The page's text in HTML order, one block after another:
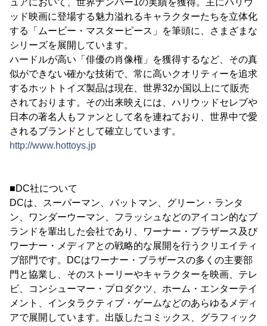
ュアにおいて、世界ナンバー1の実績を獲得。主にハリウ
ッド映画に登場する魅力溢れるキャラクターたちを立体化
する「ムービー・マスターピース」を筆頭に、さまざまな
シリーズを展開しています。
ハードルが高い「俳優の肖像権」を獲得するなど、その真
似ができない確かな技術で、常に高いクオリティーを追求
するホットトイズ製品は現在、世界32か国以上にて販売
されております。その出来映えには、ハリウッドセレブや
日本の著名人もファンとして名を連ねており、世界中で愛
されるブランドとして確立しています。
http://www.hottoys.jp
■DC社について
DCは、スーパーマン、バットマン、グリーン・ランタ
ン、ワンダーウーマン、フラッシュなどのアイコン的なブ
ランドを輩出した会社であり、ワーナー・ブラザース及び
ワーナー・メディアとの戦略的な展開を行うクリエイティ
ブ部門です。DCはワーナー・ブラザースの多くの主要部
門と協業し、そのストーリーやキャラクターを映画、テレ
ビ、コンシューマー・プロダクツ、ホーム・エンターテイ
メント、インタラクティブ・ゲームなどのあらゆるメディ
アで展開しています。出版したコミックス、グラフィック